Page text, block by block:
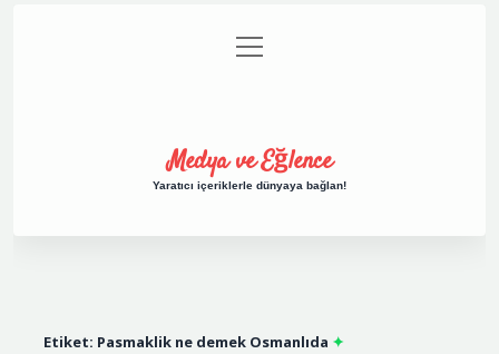
Gizlilik Politikası
menüyü
aç
Medya ve Eğlence
Yaratıcı içeriklerle dünyaya bağlan!
Etiket: Pasmaklik ne demek Osmanlıda